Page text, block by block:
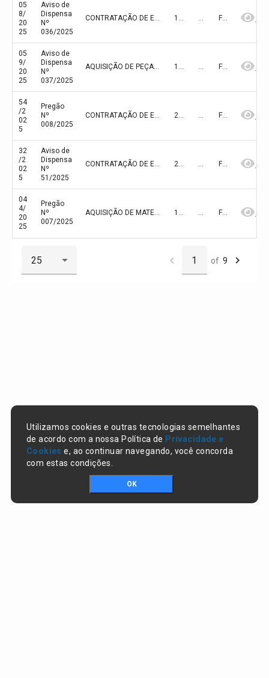
05
8/
20
25
Aviso de
Dispensa
Nº
036/2025
CONTRATAÇÃO DE EMPRESA ESPECIALIZADA PARA A PRESTAÇÃO DE SERVIÇOS ESPECIALIZADOS DE ENGENHARIA PARA A REFORMA E MANUTENÇÃO DA QUADRA POLIESPORTIVA MUNICIPAL DE OLHO D’ÁGUA DO PIAUÍ - PI 12/09/2025 74.107,56 FINALIZADA
05
9/
20
25
Aviso de
Dispensa
Nº
037/2025
AQUISIÇÃO DE PEÇAS, ACESSÓRIOS E SERVIÇOS DE MANUTENÇÃO PARA ATENDIMENTO DAS NECESSIDADES DA FROTA DE VEÍCULOS DO MUNICÍPIO 11/09/2025 61.811,97 FINALIZADA
54
/2
02
5
Pregão
Nº
008/2025
CONTRATAÇÃO DE EMPRESA ESPECIALIZADA PARA AQUISIÇÃO DE VEÍCULO AUTOMOTOR PICK-UP, CABINE DUPLA 4x4, DIESEL, PARA A PREFEITURA MUNICIPAL DE OLHO D’ÁGUA DO PIAUÍ 29/08/2025 278.159,66 FINALIZADA
32
/2
02
5
Aviso de
Dispensa
Nº
51/2025
CONTRATAÇÃO DE EMPRESA ESPECIALIZADA PARA A PRESTAÇÃO DE SERVIÇOS ESPECIALIZADOS DE ENGENHARIA PARA A REFORMA E AMPLIAÇÃO DA UNIDADE BÁSICA DE ATENDIMENTO – UBAS - DE OLHO D’ÁGUA DO PIAUÍ - PI 24/07/2025 94.632,27 FINALIZADA
04
4/
20
25
Pregão
Nº
007/2025
AQUISIÇÃO DE MATERIAL DE EXPEDIENTE PARA ATENDER AS NECESSIDADES DA PREFEITURA MUNICIPAL E DE SUAS SECRETARIAS 17/07/2025 573.329,00 FINALIZADA
of 9
Utilizamos cookies e outras tecnologias semelhantes
de acordo com a nossa Política de Privacidade e
Cookies e, ao continuar navegando, você concorda
com estas condições.
OK